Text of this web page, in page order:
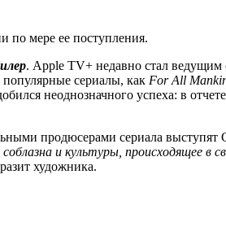
по мере ее поступления.
. Apple TV+ недавно стал ведущим
сериалы, как For All
неоднозначного успеха: в
продюсерами сериала выступят
и культуры, происходящее в
художника.